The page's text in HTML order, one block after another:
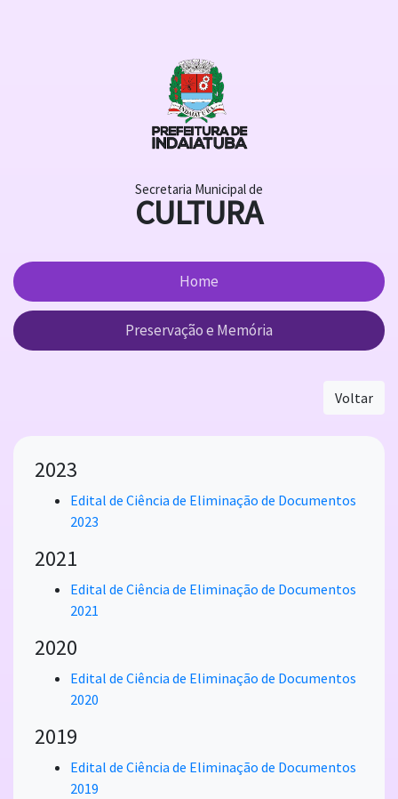
Secretaria Municipal de
CULTURA
Home
Preservação e Memória
Voltar
2023
Edital de Ciência de Eliminação de Documentos
2023
2021
Edital de Ciência de Eliminação de Documentos
2021
2020
Edital de Ciência de Eliminação de Documentos
2020
2019
Edital de Ciência de Eliminação de Documentos
2019